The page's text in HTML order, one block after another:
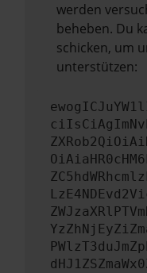
werden
beheben. Du
schicken, um
unterstützen: